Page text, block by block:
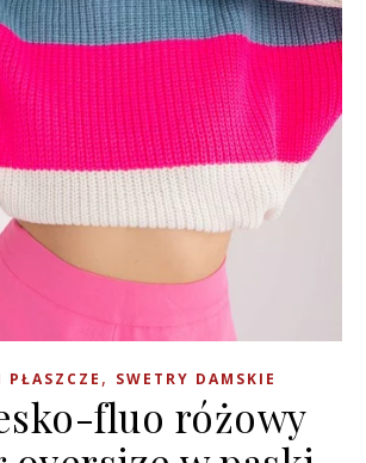
, SWETRY DAMSKIE
fluo różowy